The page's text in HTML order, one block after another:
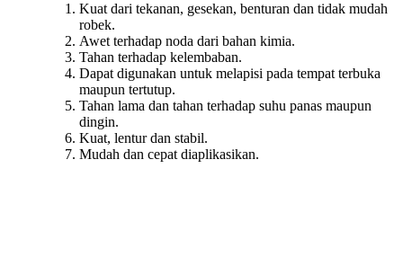
Kuat dari tekanan, gesekan, benturan dan tidak mudah
robek.
Awet terhadap noda dari bahan kimia.
Tahan terhadap kelembaban.
Dapat digunakan untuk melapisi pada tempat terbuka
maupun tertutup.
Tahan lama dan tahan terhadap suhu panas maupun
dingin.
Kuat, lentur dan stabil.
Mudah dan cepat diaplikasikan.